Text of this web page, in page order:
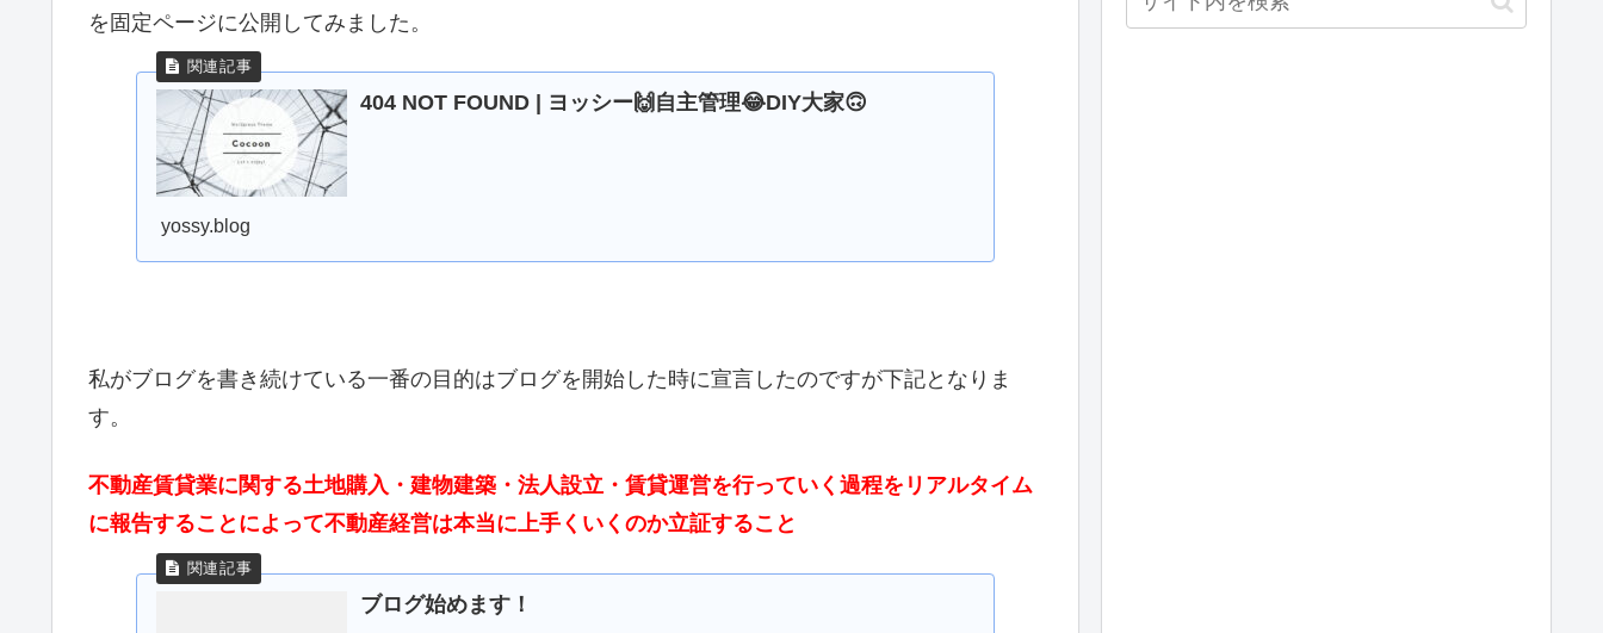
を固定ページに公開してみました。
404 NOT FOUND | ヨッシー🙌自主管理😂DIY大家🙃
yossy.blog
私がブログを書き続けている一番の目的はブログを開始した時に宣言したのですが下記となりま
す。
不動産賃貸業に関する土地購入・建物建築・法人設立・賃貸運営を行っていく過程をリアルタイム
に報告することによって不動産経営は本当に上手くいくのか立証すること
ブログ始めます！